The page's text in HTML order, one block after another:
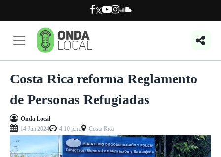
Costa Rica reforma Reglamento
de Personas Refugiadas
Onda Local
14 Jun 2024
4:10 p.m. Costa Rica